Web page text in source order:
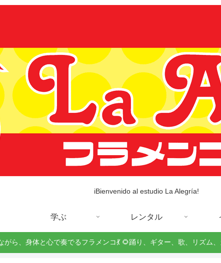
iBienvenido al estudio La Alegría!
学ぶ レンタル
ら、身体と心で奏でるフラメンコ💃 🌻踊り、ギター、歌、リズ